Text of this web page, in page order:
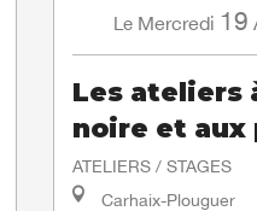
Le Mercredi 19
Les ateliers
noire et aux
ATELIERS / STAGES
Carhaix-Plouguer